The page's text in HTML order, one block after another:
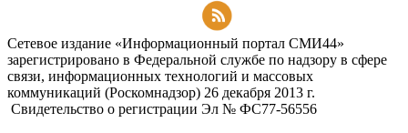
Сетевое издание «Информационный портал СМИ44»
зарегистрировано в Федеральной службе по надзору в сфере
связи, информационных технологий и массовых
коммуникаций (Роскомнадзор) 26 декабря 2013 г.
Свидетельство о регистрации Эл № ФC77-56556